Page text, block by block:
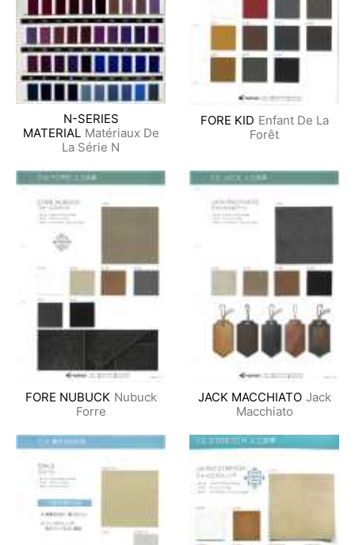
N-SERIES
MATERIAL Matériaux De
La Série N
FORE KID Enfant De La
Forêt
FORE NUBUCK Nubuck
Forre
JACK MACCHIATO Jack
Macchiato